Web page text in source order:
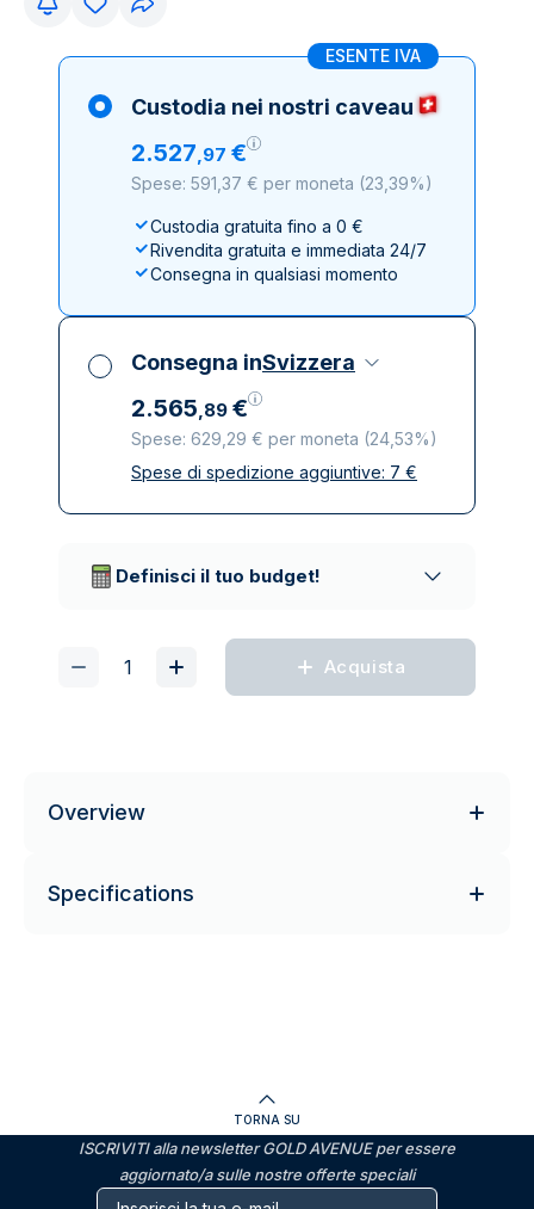
ESENTE IVA
Custodia nei nostri caveau
2.527,97 €
Spese: 591,37 € per moneta (23,39%)
Custodia gratuita fino a 0 €
Rivendita gratuita e immediata 24/7
Consegna in qualsiasi momento
Consegna inSvizzera
2.565,89 €
Spese: 629,29 € per moneta (24,53%)
Tutte le tasse incluse
Spese di spedizione aggiuntive: 7 €
Definisci il tuo budget!
Acquista
Overview
Specifications
TORNA SU
ISCRIVITI alla newsletter GOLD AVENUE per essere
aggiornato/a sulle nostre offerte speciali